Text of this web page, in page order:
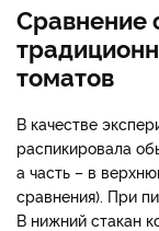
Сравнение
томатов
В качестве
распикировала
а часть – в
сравнения). При
В нижний стакан